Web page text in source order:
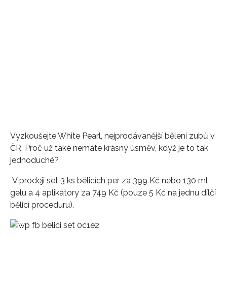
Vyzkoušejte White Pearl, nejprodávanější bělení zubů v
ČR. Proč už také nemáte krásný úsměv, když je to tak
jednoduché?
V prodeji set 3 ks bělicích per za 399 Kč nebo 130 ml
gelu a 4 aplikátory za 749 Kč (pouze 5 Kč na jednu dílčí
bělicí proceduru).